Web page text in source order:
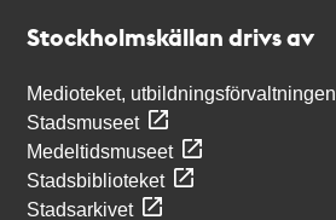
Stockholmskällan drivs av
Medioteket, utbildningsförvaltningen
Stadsmuseet
Medeltidsmuseet
Stadsbiblioteket
Stadsarkivet